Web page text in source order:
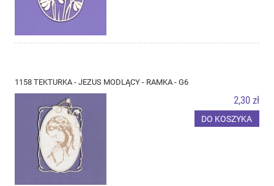
1158 TEKTURKA - JEZUS MODLĄCY - RAMKA - G6
2,30 zł
DO KOSZYKA